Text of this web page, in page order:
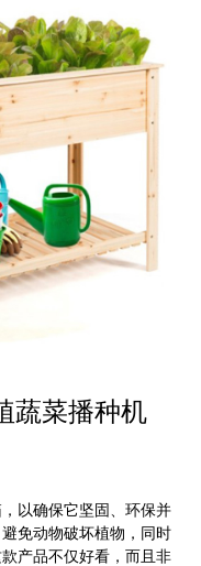
蔬菜播种机
以确保它坚固、环保并
免动物破坏植物，同时
产品不仅好看，而且非